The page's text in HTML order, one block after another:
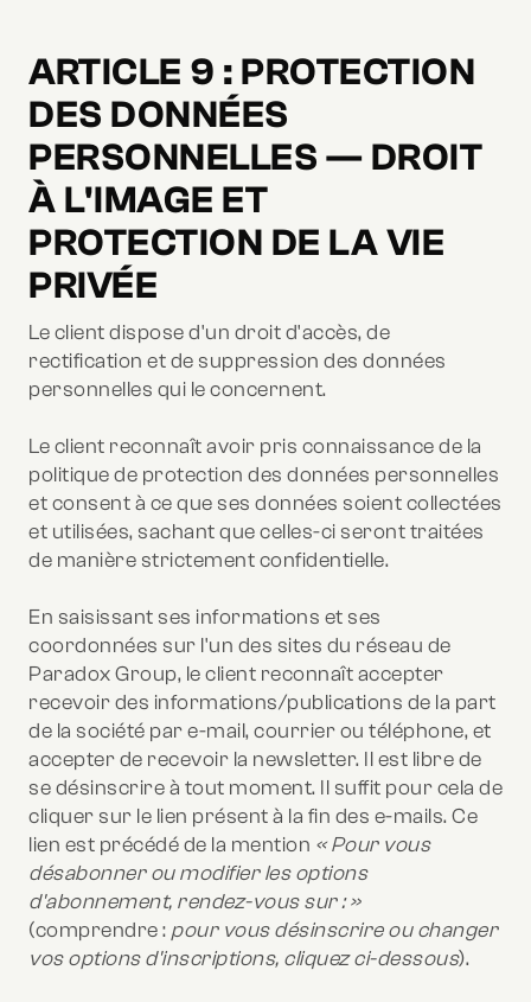
ARTICLE 9 : PROTECTION
DES DONNÉES
PERSONNELLES — DROIT
À L'IMAGE ET
PROTECTION DE LA VIE
PRIVÉE
Le client dispose d'un droit d'accès, de
rectification et de suppression des données
personnelles qui le concernent.
Le client reconnaît avoir pris connaissance de la
politique de protection des données personnelles
et consent à ce que ses données soient collectées
et utilisées, sachant que celles-ci seront traitées
de manière strictement confidentielle.
En saisissant ses informations et ses
coordonnées sur l'un des sites du réseau de
Paradox Group, le client reconnaît accepter
recevoir des informations/publications de la part
de la société par e-mail, courrier ou téléphone, et
accepter de recevoir la newsletter. Il est libre de
se désinscrire à tout moment. Il suffit pour cela de
cliquer sur le lien présent à la fin des e-mails. Ce
lien est précédé de la mention « Pour vous
désabonner ou modifier les options
d'abonnement, rendez-vous sur : »
(comprendre : pour vous désinscrire ou changer
vos options d'inscriptions, cliquez ci-dessous).